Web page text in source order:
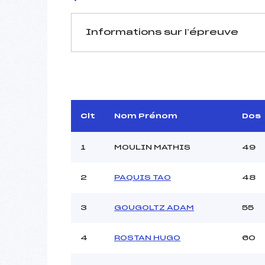
Informations sur l’épreuve
Arbitre :
Assistant :
MANCHE 1
Heure de départ :
Ouvreurs A :
Clt Nom Prénom Dos
1 MOULIN MATHIS 49
2 PAQUIS TAO 48
3 GOUGOLTZ ADAM 55
4 ROSTAN HUGO 60